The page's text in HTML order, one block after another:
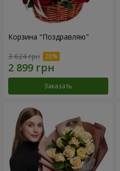
Корзина "Поздравляю"
3 624 грн
Заказать